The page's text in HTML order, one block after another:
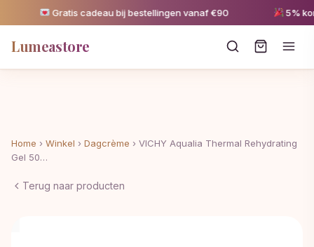
Gratis cadeau bij bestellingen vanaf €90 5%
Lumeastore
Home › Winkel › Dagcrème › VICHY Aqualia Thermal Rehydrating
Gel 50…
Terug naar producten